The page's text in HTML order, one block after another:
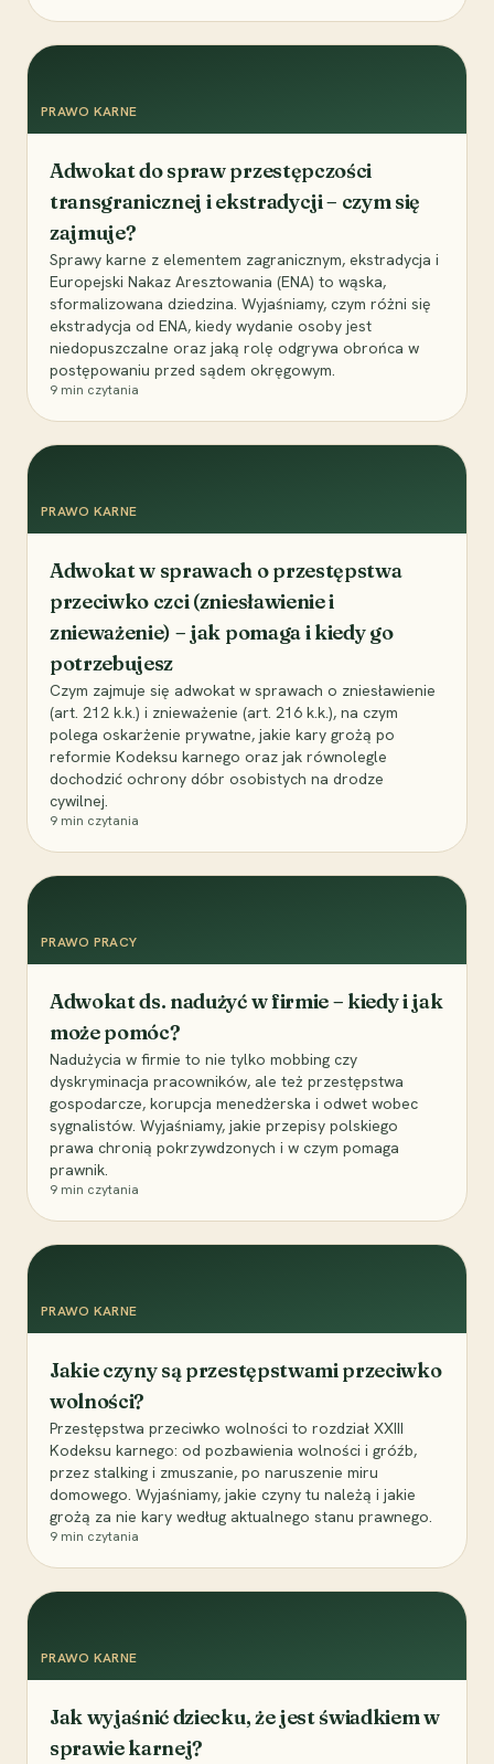
PRAWO KARNE
Adwokat do spraw przestępczości
transgranicznej i ekstradycji – czym się
zajmuje?
Sprawy karne z elementem zagranicznym, ekstradycja i
Europejski Nakaz Aresztowania (ENA) to wąska,
sformalizowana dziedzina. Wyjaśniamy, czym różni się
ekstradycja od ENA, kiedy wydanie osoby jest
niedopuszczalne oraz jaką rolę odgrywa obrońca w
postępowaniu przed sądem okręgowym.
9 min czytania
PRAWO KARNE
Adwokat w sprawach o przestępstwa
przeciwko czci (zniesławienie i
znieważenie) – jak pomaga i kiedy go
potrzebujesz
Czym zajmuje się adwokat w sprawach o zniesławienie
(art. 212 k.k.) i znieważenie (art. 216 k.k.), na czym
polega oskarżenie prywatne, jakie kary grożą po
reformie Kodeksu karnego oraz jak równolegle
dochodzić ochrony dóbr osobistych na drodze
cywilnej.
9 min czytania
PRAWO PRACY
Adwokat ds. nadużyć w firmie – kiedy i jak
może pomóc?
Nadużycia w firmie to nie tylko mobbing czy
dyskryminacja pracowników, ale też przestępstwa
gospodarcze, korupcja menedżerska i odwet wobec
sygnalistów. Wyjaśniamy, jakie przepisy polskiego
prawa chronią pokrzywdzonych i w czym pomaga
prawnik.
9 min czytania
PRAWO KARNE
Jakie czyny są przestępstwami przeciwko
wolności?
Przestępstwa przeciwko wolności to rozdział XXIII
Kodeksu karnego: od pozbawienia wolności i gróźb,
przez stalking i zmuszanie, po naruszenie miru
domowego. Wyjaśniamy, jakie czyny tu należą i jakie
grożą za nie kary według aktualnego stanu prawnego.
9 min czytania
PRAWO KARNE
Jak wyjaśnić dziecku, że jest świadkiem w
sprawie karnej?